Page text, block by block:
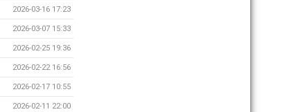
2026-03-16 17:23
2026-03-07 15:33
2026-02-25 19:36
2026-02-22 16:56
2026-02-17 10:55
2026-02-11 22:00